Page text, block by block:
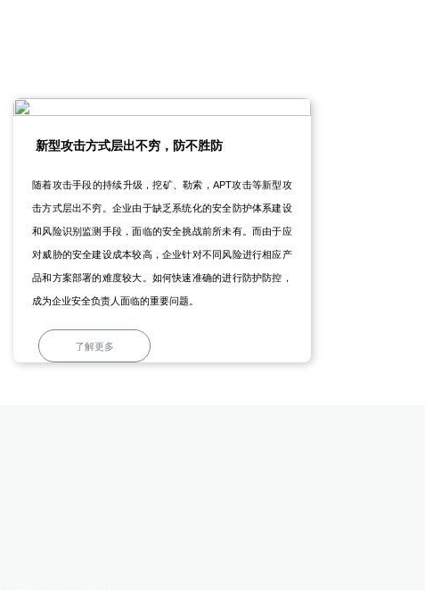
新型攻击方式层出不穷，防不胜防
随着攻击手段的持续升级，挖矿、勒索，APT攻击等新型攻
击方式层出不穷。企业由于缺乏系统化的安全防护体系建设
和风险识别监测手段，面临的安全挑战前所未有。而由于应
对威胁的安全建设成本较高，企业针对不同风险进行相应产
品和方案部署的难度较大。如何快速准确的进行防护防控，
成为企业安全负责人面临的重要问题。
了解更多